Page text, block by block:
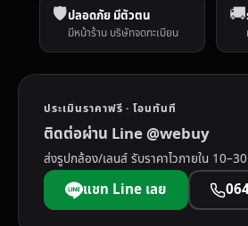
🛡️ปลอดภัย มีตัวตน
มีหน้าร้าน บริษัทจดทะเบียน
🚚
ประเมินราคาฟรี · โอนทันที
ติดต่อผ่าน Line @webuy
ส่งรูปกล้อง/เลนส์ รับราคาไวภายใน
แชท Line เลย